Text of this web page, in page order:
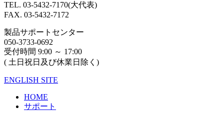
TEL. 03-5432-7170(大代表)
FAX. 03-5432-7172
製品サポートセンター
050-3733-0692
受付時間 9:00 ～ 17:00
( 土日祝日及び休業日除く)
ENGLISH SITE
HOME
サポート